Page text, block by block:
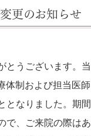
更のお知らせ
とうございます。当
体制および担当医師
となりました。期間
で、ご来院の際はあ